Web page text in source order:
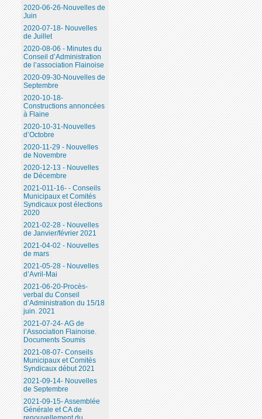
2020-06-26-Nouvelles de
Juin
2020-07-18- Nouvelles
de Juillet
2020-08-06 - Minutes du
Conseil d’Administration
de l’association Flainoise
2020-09-30-Nouvelles de
Septembre
2020-10-18-
Constructions annoncées
à Flaine
2020-10-31-Nouvelles
d’Octobre
2020-11-29 - Nouvelles
de Novembre
2020-12-13 - Nouvelles
de Décembre
2021-011-16- - Conseils
Municipaux et Comités
Syndicaux post élections
2020
2021-02-28 - Nouvelles
de Janvier/février 2021
2021-04-02 - Nouvelles
de mars
2021-05-28 - Nouvelles
d’Avril-Mai
2021-06-20-Procès-
verbal du Conseil
d’Administration du 15/18
juin. 2021
2021-07-24- AG de
l’Association Flainoise.
Documents Soumis
2021-08-07- Conseils
Municipaux et Comités
Syndicaux début 2021
2021-09-14- Nouvelles
de Septembre
2021-09-15- Assemblée
Générale et CA de